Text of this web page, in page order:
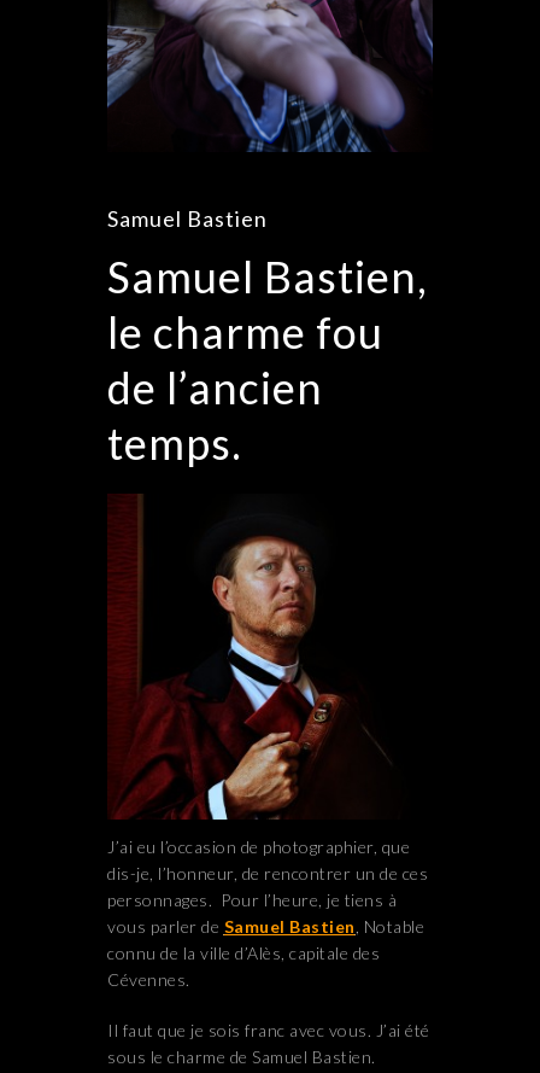
Samuel Bastien
Samuel Bastien,
le charme fou
de l’ancien
temps.
J’ai eu l’occasion de photographier, que
dis-je, l’honneur, de rencontrer un de ces
personnages. Pour l’heure, je tiens à
vous parler de Samuel Bastien , Notable
connu de la ville d’Alès, capitale des
Cévennes.
Il faut que je sois franc avec vous. J’ai été
sous le charme de Samuel Bastien.